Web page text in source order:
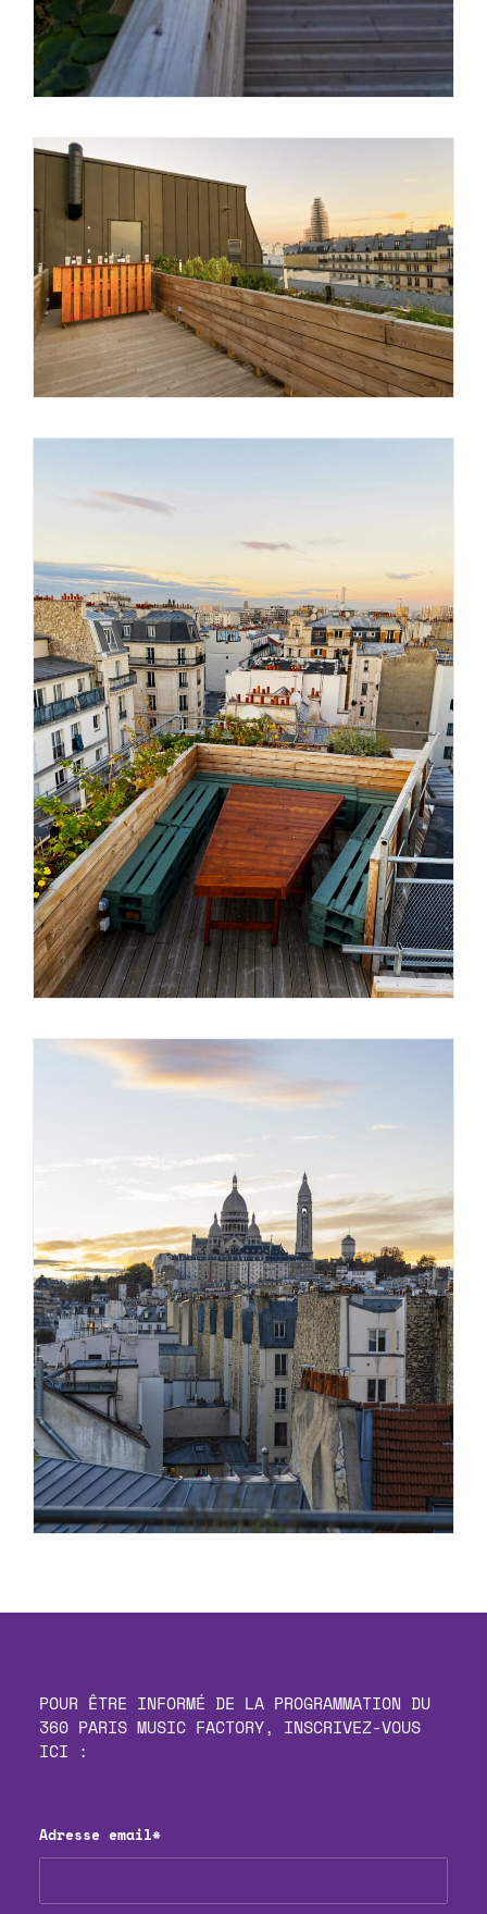
POUR ÊTRE INFORMÉ DE LA PROGRAMMATION DU
360 PARIS MUSIC FACTORY, INSCRIVEZ-VOUS
ICI :
Adresse email*